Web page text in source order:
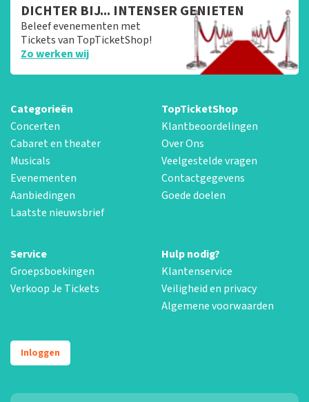
DICHTER BIJ... INTENSER GENIETEN
Beleef evenementen met
Tickets van TopTicketShop!
Zo werken wij
Categorieën
Concerten
Cabaret en theater
Musicals
Evenementen
Aanbiedingen
Laatste nieuwsbrief
TopTicketShop
Klantbeoordelingen
Over Ons
Veelgestelde vragen
Contactgegevens
Goede doelen
Service
Groepsboekingen
Verkoop Je Tickets
Hulp nodig?
Klantenservice
Veiligheid en privacy
Algemene voorwaarden
Inloggen